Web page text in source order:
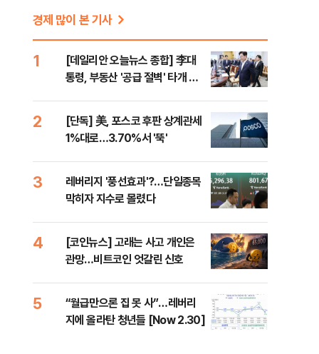
경제 많이 본 기사
1
[데일리안 오늘뉴스 종합] 李대
통령, 부동산 '공급 절벽' 타개 총
위해 李 견제 사활 등
2
[단독] 美, 포스코 후판 상계관세
1%대로…3.70%서 '뚝'
3
레버리지 '풍선효과'?…단일종목
막히자 지수로 몰렸다
4
[코인뉴스] 고래는 사고 개인은
관망…비트코인 엇갈린 신호
5
“월급만으론 집 못 사”…레버리
지에 올라탄 청년들 [Now 2.30]